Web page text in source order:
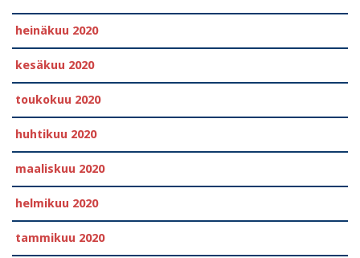
heinäkuu 2020
kesäkuu 2020
toukokuu 2020
huhtikuu 2020
maaliskuu 2020
helmikuu 2020
tammikuu 2020